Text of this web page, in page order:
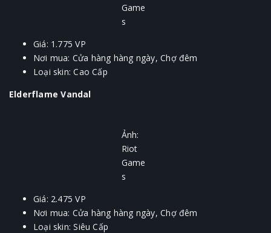
Game
s
Giá: 1.775 VP
Nơi mua: Cửa hàng hàng ngày, Chợ đêm
Loại skin: Cao Cấp
Elderflame Vandal
Ảnh:
Riot
Game
s
Giá: 2.475 VP
Nơi mua: Cửa hàng hàng ngày, Chợ đêm
Loại skin: Siêu Cấp